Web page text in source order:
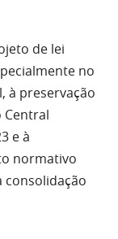
de lei
no
à preservação
Central
e à
normativo
consolidação